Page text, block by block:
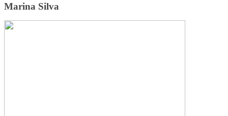
Marina Silva